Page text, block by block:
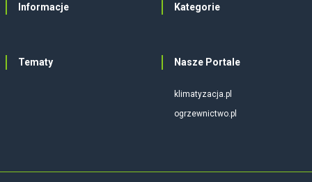
Informacje Kategorie
Tematy Nasze Portale
klimatyzacja.pl
ogrzewnictwo.pl